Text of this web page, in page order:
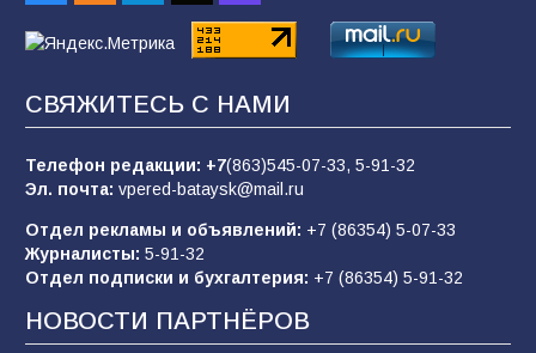
01.08.2026
«Слухами Москву не возьмёшь»: почему
заявления Киева о мобилизации — это
отчаяние, а не разведка
81 02.08.2026
Морской квест в детском саду: как
воспитанники спасали Нептуна
74 01.08.2026
СВЯЖИТЕСЬ С НАМИ
Телефон редакции: +7(863)545-07-33, 5-91-32
Эл. почта: vpered-bataysk@mail.ru
Отдел рекламы и объявлений: +7 (86354) 5-07-33
Журналисты: 5-91-32
Отдел подписки и бухгалтерия: +7 (86354) 5-91-32
НОВОСТИ ПАРТНЁРОВ